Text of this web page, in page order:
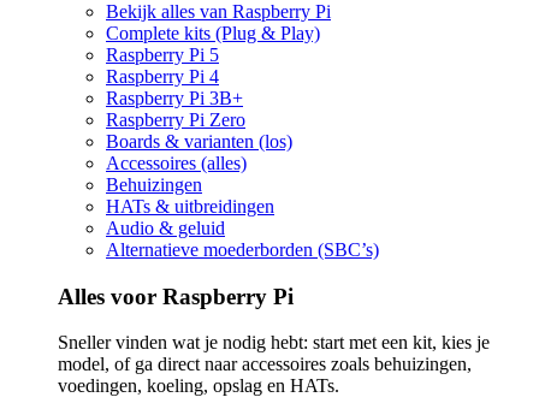
Bekijk alles van Raspberry Pi
Complete kits (Plug & Play)
Raspberry Pi 5
Raspberry Pi 4
Raspberry Pi 3B+
Raspberry Pi Zero
Boards & varianten (los)
Accessoires (alles)
Behuizingen
HATs & uitbreidingen
Audio & geluid
Alternatieve moederborden (SBC’s)
Alles voor Raspberry Pi
Sneller vinden wat je nodig hebt: start met een kit, kies je
model, of ga direct naar accessoires zoals behuizingen,
voedingen, koeling, opslag en HATs.